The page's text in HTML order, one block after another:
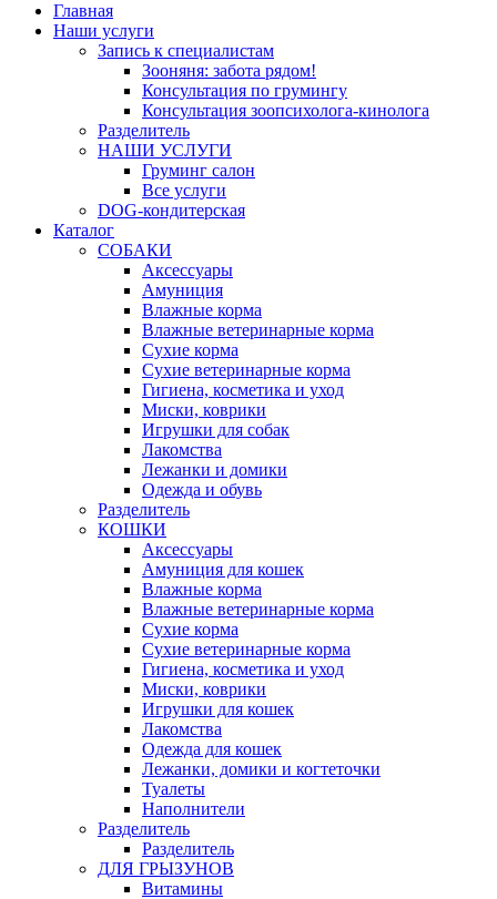
Главная
Наши услуги
Запись к специалистам
Зооняня: забота рядом!
Консультация по грумингу
Консультация зоопсихолога-кинолога
Pазделитель
НАШИ УСЛУГИ
Груминг салон
Все услуги
DOG-кондитерская
Каталог
СОБАКИ
Аксессуары
Амуниция
Влажные корма
Влажные ветеринарные корма
Сухие корма
Сухие ветеринарные корма
Гигиена, косметика и уход
Миски, коврики
Игрушки для собак
Лакомства
Лежанки и домики
Одежда и обувь
Разделитель
КОШКИ
Аксессуары
Амуниция для кошек
Влажные корма
Влажные ветеринарные корма
Сухие корма
Сухие ветеринарные корма
Гигиена, косметика и уход
Миски, коврики
Игрушки для кошек
Лакомства
Одежда для кошек
Лежанки, домики и когтеточки
Туалеты
Наполнители
Pазделитель
Разделитель
ДЛЯ ГРЫЗУНОВ
Витамины